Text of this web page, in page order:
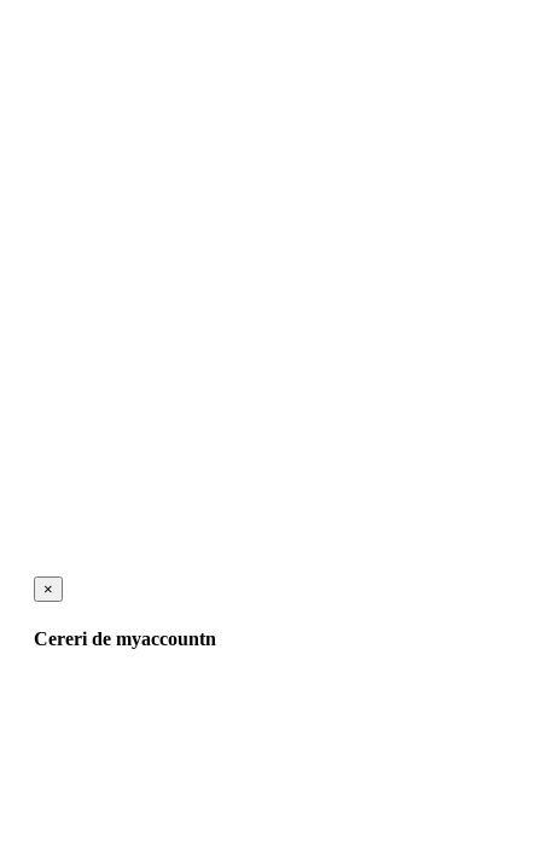
×
Cereri de myaccountn